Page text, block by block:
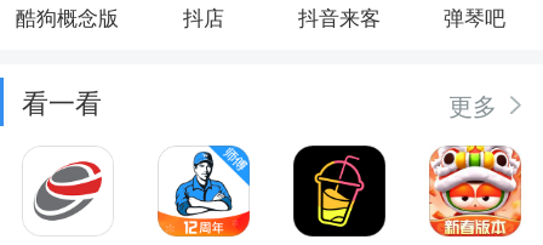
酷狗概念版 抖店 抖音来客 弹琴吧
看一看 更多